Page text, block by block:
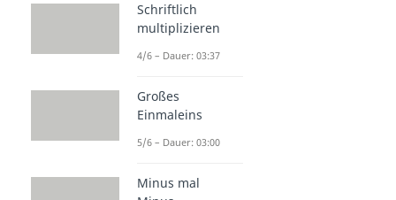
Schriftlich
multiplizieren
4/6 – Dauer: 03:37
Großes
Einmaleins
5/6 – Dauer: 03:00
Minus mal